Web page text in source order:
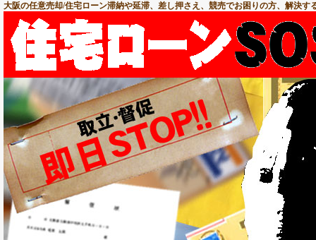
大阪の任意売却/住宅ローン滞納や延滞、差し押さえ、競売でお困りの方、解決